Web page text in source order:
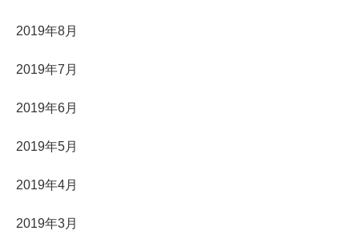
2019年8月
2019年7月
2019年6月
2019年5月
2019年4月
2019年3月